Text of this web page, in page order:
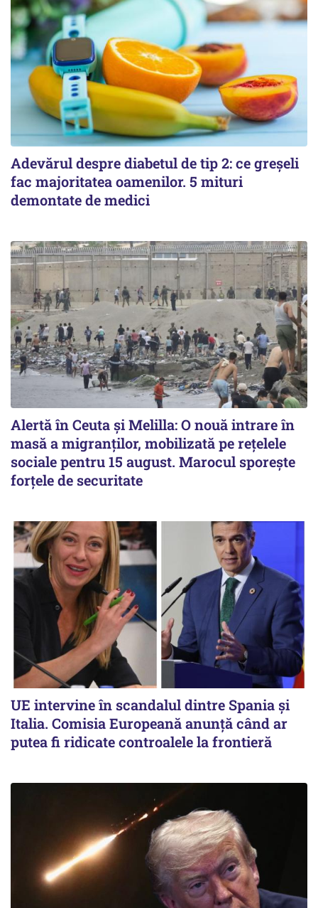
Adevărul despre diabetul de tip 2: ce greșeli
fac majoritatea oamenilor. 5 mituri
demontate de medici
Alertă în Ceuta și Melilla: O nouă intrare în
masă a migranților, mobilizată pe rețelele
sociale pentru 15 august. Marocul sporește
forțele de securitate
UE intervine în scandalul dintre Spania și
Italia. Comisia Europeană anunță când ar
putea fi ridicate controalele la frontieră